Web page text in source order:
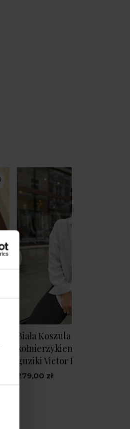
Biała Koszula Wiskozowa z
kołnierzykiem zapinana na
guziki Victor
279,00 zł